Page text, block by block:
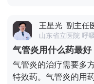
求，按疗程用药。就
少于六周。
王星光 副主任
山东省立医院 呼
气管炎用什么药最好
气管炎的治疗需要多
特效药。气管炎的用